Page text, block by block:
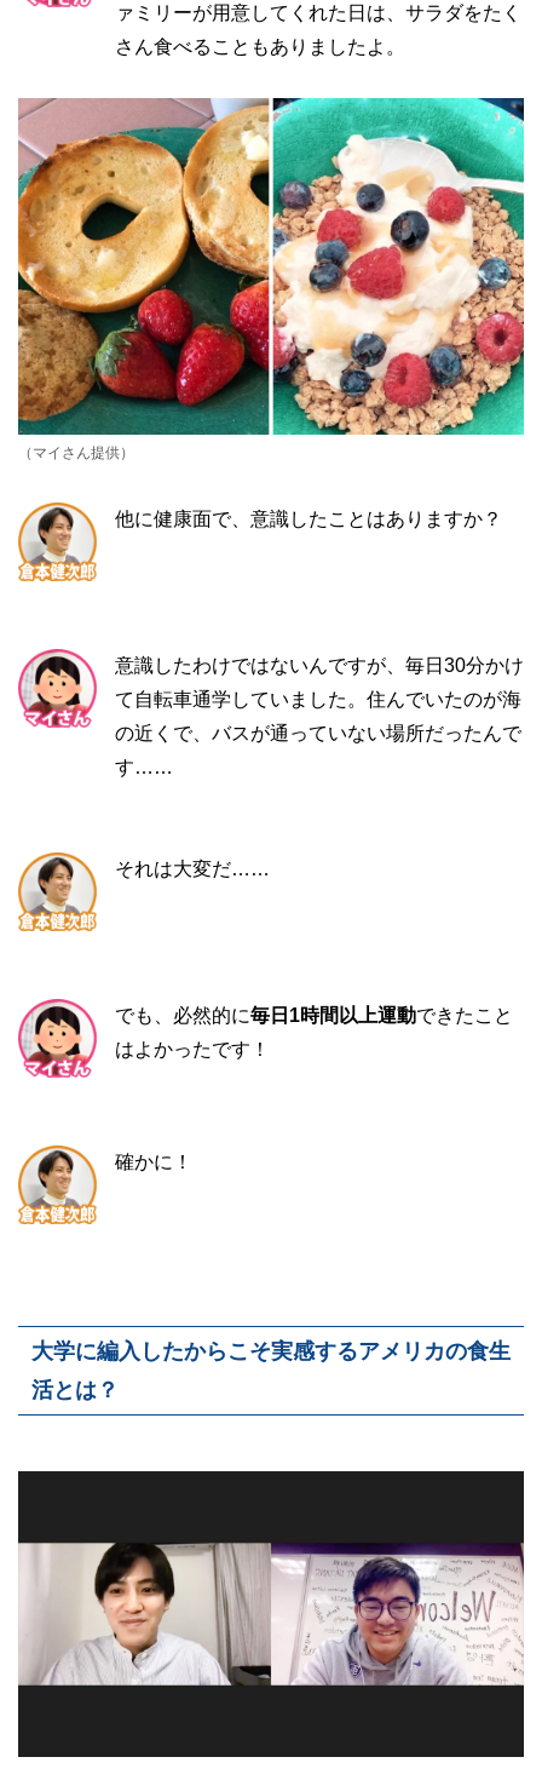
ァミリーが用意してくれた日は、サラダをたく
さん食べることもありましたよ。
（マイさん提供）
他に健康面で、意識したことはありますか？
意識したわけではないんですが、毎日30分かけ
て自転車通学していました。住んでいたのが海
の近くで、バスが通っていない場所だったんで
す……
それは大変だ……
でも、必然的に毎日1時間以上運動できたこと
はよかったです！
確かに！
大学に編入したからこそ実感するアメリカの食生
活とは？